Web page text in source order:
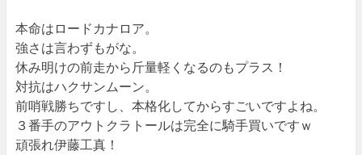
本命はロードカナロア。
強さは言わずもがな。
休み明けの前走から斤量軽くなるのもプラス！
対抗はハクサンムーン。
前哨戦勝ちですし、本格化してからすごいですよね。
３番手のアウトクラトールは完全に騎手買いですｗ
頑張れ伊藤工真！